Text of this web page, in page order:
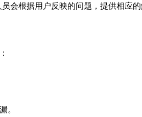
会根据用户反映的问题，提供相应的
。